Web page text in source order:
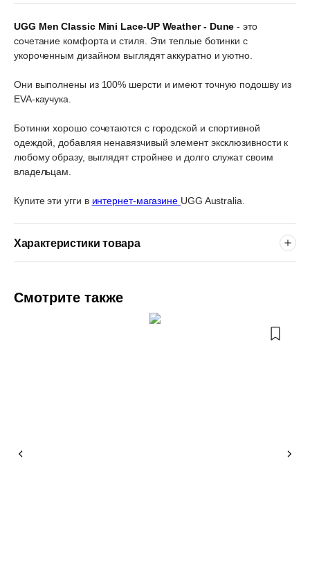
UGG Men Classic Mini Lace-UP Weather - Dune- это
сочетание комфорта и стиля. Эти теплые ботинки с
укороченным дизайном выглядят аккуратно и уютно.
Они выполнены из 100% шерсти и имеют точную подошву из
EVA-каучука.
Ботинки хорошо сочетаются с городской и спортивной
одеждой, добавляя ненавязчивый элемент эксклюзивности к
любому образу, выглядят стройнее и долго служат своим
владельцам.
Купите эти угги в интернет-магазине UGG Australia.
Характеристики товара
Смотрите также